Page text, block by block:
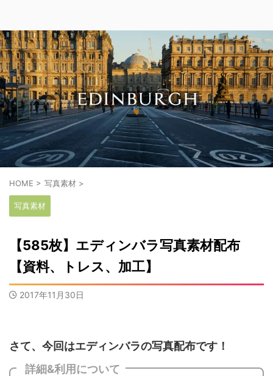
HOME > 写真素材 >
写真素材
【585枚】エディンバラ写真素材配布
【資料、トレス、加工】
2017年11月30日
さて、今回はエディンバラの写真配布です！
詳細&利用について